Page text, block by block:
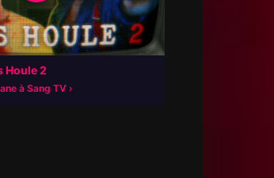
Houle 2
à Sang TV